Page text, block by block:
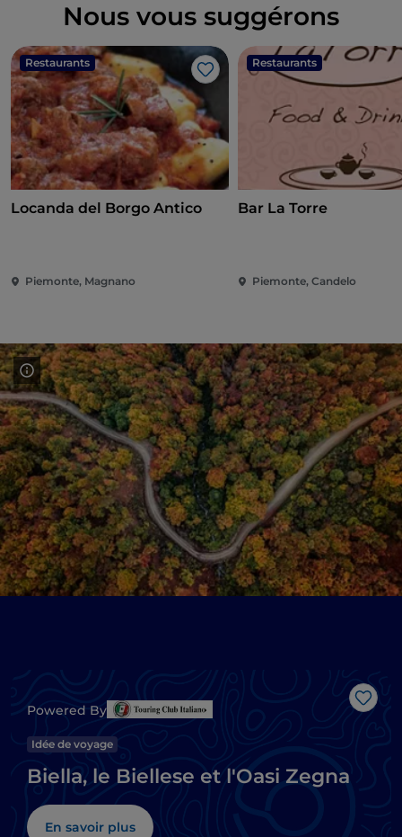
Nous vous suggérons
Restaurants
J’aime
Locanda del Borgo Antico
Piemonte, Magnano
Restaurants
Bar La Torre
Piemonte, Candelo
Powered By
Idée de voyage
Biella, le Biellese et l'Oasi Zegna
En savoir plus